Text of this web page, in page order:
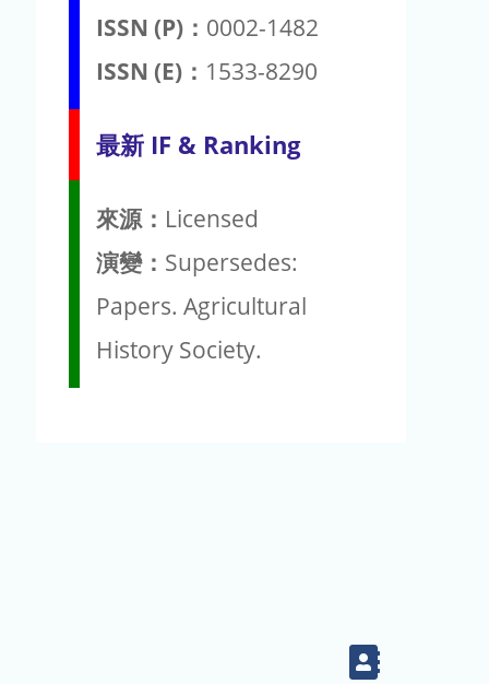
ISSN (P)： 0002-1482
ISSN (E)： 1533-8290
最新 IF & Ranking
來源： Licensed
演變： Supersedes:
Papers. Agricultural
History Society.
Contact